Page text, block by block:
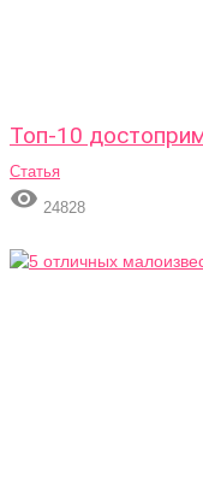
Топ-10
Статья
 24828